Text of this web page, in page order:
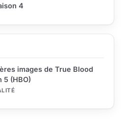
images de True Blood
5 (HBO)
4